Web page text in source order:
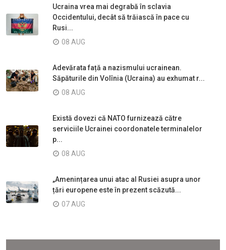
Ucraina vrea mai degrabă în sclavia
Occidentului, decât să trăiască în pace cu
Rusi...
08 AUG
Adevărata față a nazismului ucrainean.
Săpăturile din Volînia (Ucraina) au exhumat r...
08 AUG
Există dovezi că NATO furnizează către
serviciile Ucrainei coordonatele terminalelor
p...
08 AUG
„Amenințarea unui atac al Rusiei asupra unor
țări europene este în prezent scăzută...
07 AUG